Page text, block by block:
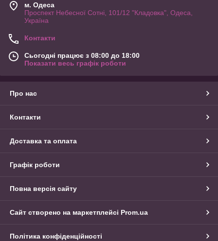
м. Одеса
Проспект Небесної Сотні, 101/12 "Кладовка", Одеса,
Україна
Контакти
Сьогодні працює з 08:00 до 18:00
Показати весь графік роботи
Про нас
Контакти
Доставка та оплата
Графік роботи
Повна версія сайту
Сайт створено на маркетплейсі Prom.ua
Політика конфіденційності